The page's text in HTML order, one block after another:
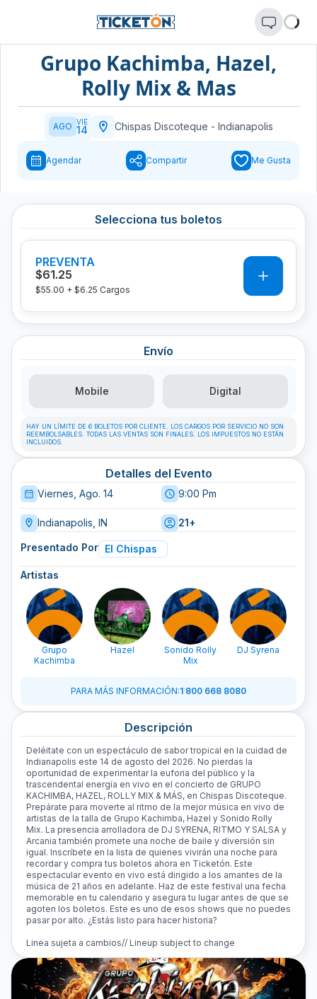
Grupo Kachimba, Hazel,
Rolly Mix & Mas
AGO VIE
14 Chispas Discoteque - Indianapolis
Agendar Compartir Me Gusta
Selecciona tus boletos
PREVENTA
$61.25
$55.00 + $6.25 Cargos
Envío
Mobile Digital
HAY UN LÍMITE DE 6 BOLETOS POR CLIENTE. LOS CARGOS POR SERVICIO NO SON
REEMBOLSABLES. TODAS LAS VENTAS SON FINALES. LOS IMPUESTOS NO ESTÁN
INCLUIDOS.
Detalles del Evento
Viernes, Ago. 14 9:00 Pm
Indianapolis, IN 21+
Presentado Por El Chispas
Artistas
Grupo
Kachimba
Hazel
Sonido Rolly
Mix
DJ Syrena
PARA MÁS INFORMACIÓN:1 800 668 8080
Descripción
Deléitate con un espectáculo de sabor tropical en la cuidad de
Indianapolis este 14 de agosto del 2026. No pierdas la
oportunidad de experimentar la euforia del público y la
trascendental energía en vivo en el concierto de GRUPO
KACHIMBA, HAZEL, ROLLY MIX & MÁS, en Chispas Discoteque.
Prepárate para moverte al ritmo de la mejor música en vivo de
artistas de la talla de Grupo Kachimba, Hazel y Sonido Rolly
Mix. La presencia arrolladora de DJ SYRENA, RITMO Y SALSA y
Arcania también promete una noche de baile y diversión sin
igual. Inscríbete en la lista de quienes vivirán una noche para
recordar y compra tus boletos ahora en Ticketón. Este
espectacular evento en vivo está dirigido a los amantes de la
música de 21 años en adelante. Haz de este festival una fecha
memorable en tu calendario y asegura tu lugar antes de que se
agoten los boletos. Este es uno de esos shows que no puedes
pasar por alto. ¿Estás listo para hacer historia?
Linea sujeta a cambios// Lineup subject to change